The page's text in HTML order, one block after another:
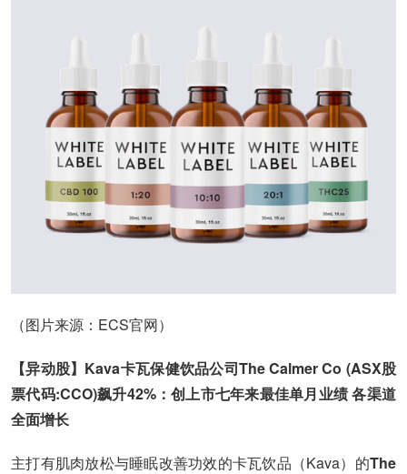
（图片来源：ECS官网）
【异动股】Kava卡瓦保健饮品公司The Calmer Co (ASX股
票代码:CCO)飙升42%：创上市七年来最佳单月业绩 各渠道
全面增长
主打有肌肉放松与睡眠改善功效的卡瓦饮品（Kava）的The